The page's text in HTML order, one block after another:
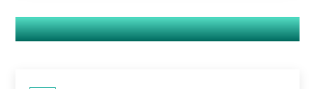
関連する案件